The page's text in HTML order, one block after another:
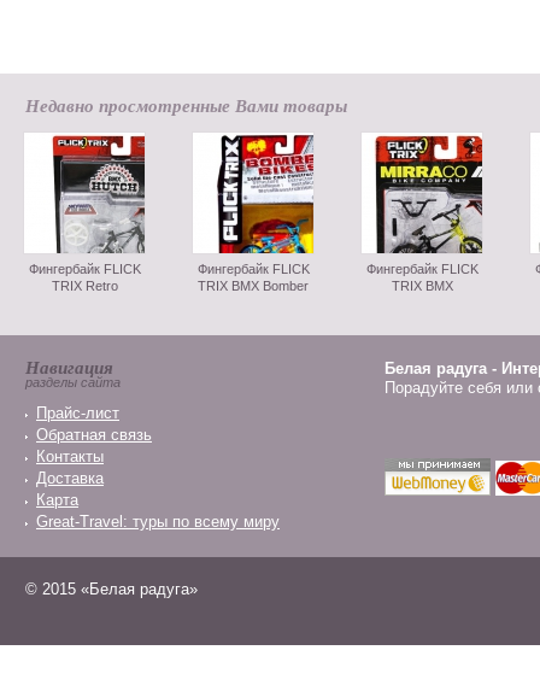
Недавно просмотренные Вами товары
Фингербайк FLICK
TRIX Retro
Фингербайк FLICK
TRIX BMX Bomber
Фингербайк FLICK
TRIX BMX
Навигация
разделы сайта
Прайс-лист
Обратная связь
Контакты
Доставка
Карта
Great-Travel: туры по всему миру
Белая радуга -
Порадуйте себя
© 2015 «Белая радуга»